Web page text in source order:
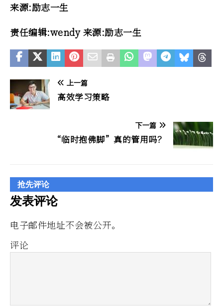
来源:励志一生
责任编辑:wendy 来源:励志一生
上一篇
高效学习策略
下一篇
“临时抱佛脚”真的管用吗？
抢先评论
发表评论
电子邮件地址不会被公开。
评论